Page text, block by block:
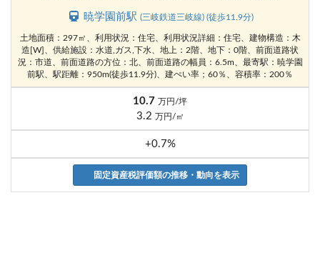
暁学園前駅 (三岐鉄道三岐線) (徒歩11.9分)
土地面積：297㎡、利用状況：住宅、利用状況詳細：住宅、建物構造：木
造[W]、供給施設：水道,ガス,下水、地上：2階、地下：0階、前面道路状
況：市道、前面道路の方位：北、前面道路の幅員：6.5m、最寄駅：暁学園
前駅、駅距離：950m(徒歩11.9分)、建ぺい率；60％、容積率：200％
10.7 万円/坪
3.2 万円/㎡
+0.7%
固定資産税評価額の推移・動向を表示